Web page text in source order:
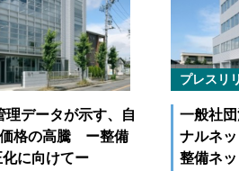
理データが示す、⾃
格の⾼騰 ー整備
に向けてー
プレスリ
⼀般社
ナルネ
整備ネ